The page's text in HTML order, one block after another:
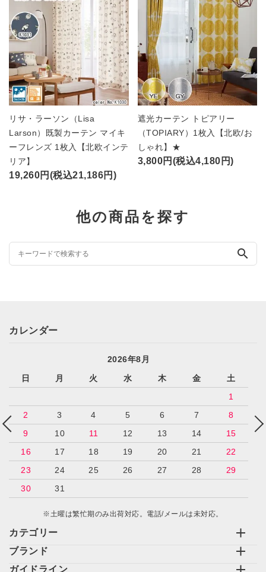
リサ・ラーソン（Lisa
Larson）既製カーテン マイキ
ーフレンズ 1枚入【北欧インテ
リア】
19,260円(税込21,186円)
遮光カーテン トピアリー
（TOPIARY）1枚入【北欧/お
しゃれ】★
3,800円(税込4,180円)
他の商品を探す
search
カテゴリー
ブランド
ガイドライン
カレンダー
2026年8月
日
月 火 水 木 金
土
1
2
3 4 5 6 7
8
9
10 11 12 13 14
15
16
17 18 19 20 21
22
23
24 25 26 27 28
29
30
31
※土曜は繁忙期のみ出荷対応。電話/メールは未対応。